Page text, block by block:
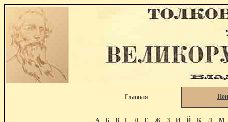
Главная
А Б В Г Д Е Ж З И Й К Л М